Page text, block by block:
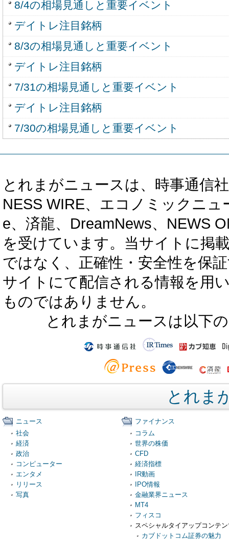
8/4の相場見通しと重要イベント
デイトレ注目銘柄
8/3の相場見通しと重要イベント
デイトレ注目銘柄
7/31の相場見通しと重要イベント
デイトレ注目銘柄
7/30の相場見通しと重要イベント
とれまがニュースは、時事通信
NESS WIRE、エコノミックニ
e、済龍、DreamNews、NEWS
を受けています。当サイトに掲
ではなく、正確性・安全性を保
サイトにて配信される情報を用
ものではありません。
とれまがニュースは以下
とれま
ニュース
社会
経済
政治
コンピューター
エンタメ
リリース
写真
ファイナンス
コラム
世界の株価
CFD
経済指標
IR動画
IPO情報
金融業界ニュース
MT4
フィスコ
スペシャルタイアップコンテ
カブドットコム証券の魅力